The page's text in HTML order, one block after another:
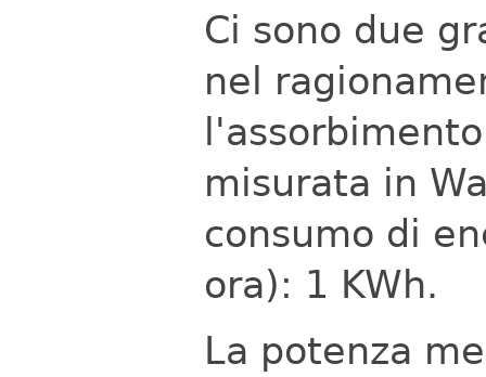
Ci sono due
nel
misurata in
consumo di
ora): 1 KWh.
La potenza